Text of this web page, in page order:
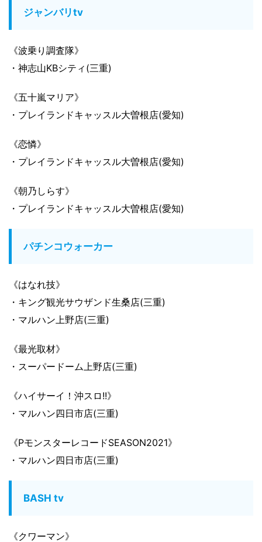
ジャンバリtv
《波乗り調査隊》
・神志山KBシティ(三重)
《五十嵐マリア》
・プレイランドキャッスル大曽根店(愛知)
《恋憐》
・プレイランドキャッスル大曽根店(愛知)
《朝乃しらす》
・プレイランドキャッスル大曽根店(愛知)
パチンコウォーカー
《はなれ技》
・キング観光サウザンド生桑店(三重)
・マルハン上野店(三重)
《最光取材》
・スーパードーム上野店(三重)
《ハイサーイ！沖スロ!!》
・マルハン四日市店(三重)
《PモンスターレコードSEASON2021》
・マルハン四日市店(三重)
BASH tv
《クワーマン》